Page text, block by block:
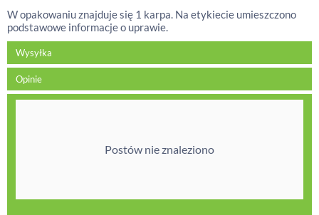
W opakowaniu znajduje się 1 karpa. Na etykiecie umieszczono
podstawowe informacje o uprawie.
Wysyłka
Opinie
Postów nie znaleziono